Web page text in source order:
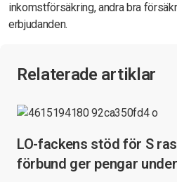
inkomstförsäkring, andra bra
erbjudanden.
Relaterade artiklar
LO-fackens stöd för S
förbund ger pengar